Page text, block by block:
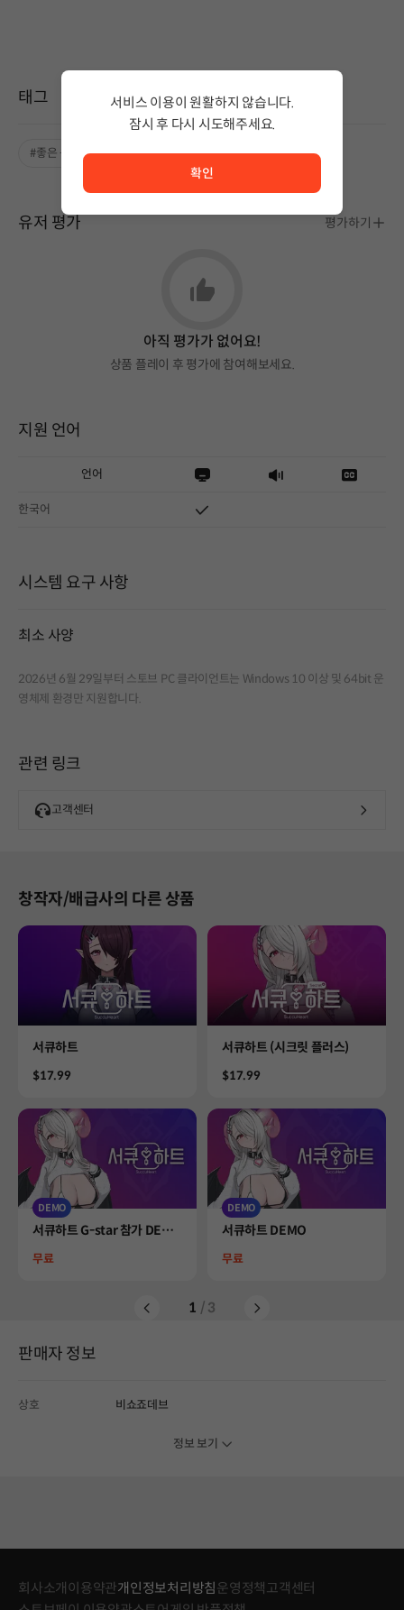
태그
#좋은 음악
유저 평가 평가하기
아직 평가가 없어요!
상품 플레이 후 평가에 참여해보세요.
지원 언어
언어
한국어
시스템 요구 사항
최소 사양
2026년 6월 29일부터 스토브 PC 클라이언트는 Windows 10 이상 및 64bit 운
영체제 환경만 지원합니다.
관련 링크
고객센터
창작자/배급사의 다른 상품
Product
서큐하트
Price
$17.99
Product
서큐하트 (시크릿 플러스)
Price
$17.99
DEMO
Product
서큐하트 G-star 참가 DEMO
Price
무료
DEMO
Product
서큐하트 DEMO
Price
무료
1 / 3
판매자 정보
상호 비쇼죠데브
정보 보기
회사소개 이용약관개인정보처리방침 운영정책고객센터
서비스 이용이 원활하지 않습니다.
잠시 후 다시 시도해주세요.
확인